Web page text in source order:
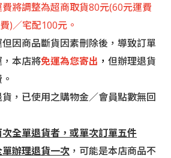
將調整為超商取貨80元(60元運費
)／宅配100元。
因商品斷貨因素刪除後，導致訂單
本店將免運為您寄出 ， 但辦理退貨
，已使用之購物金／會員點數無回
全單退貨者，或單次訂單五件
單辦理退貨一次 ，可能是本店商品不